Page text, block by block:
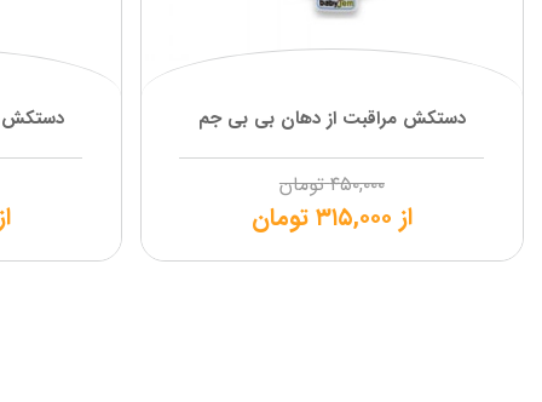
دستکش مراقبت از دهان بی بی جم
۴۵۰,۰۰۰ تومان
از ۳۱۵,۰۰۰تومان
دستکش